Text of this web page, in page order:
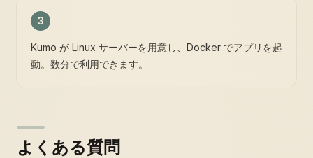
3
Kumo が Linux サーバーを用意し、Docker でアプリを起
動。数分で利用できます。
よくある質問